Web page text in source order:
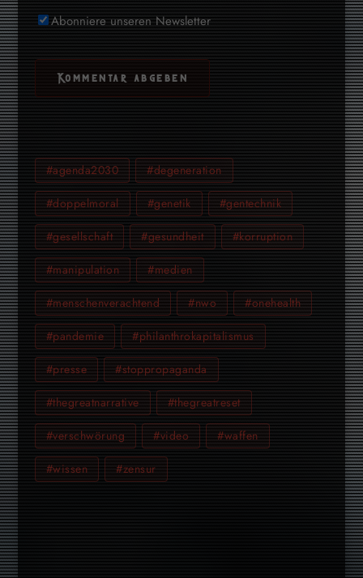
Abonniere unseren Newsletter
#agenda2030 #degeneration
#doppelmoral #genetik #gentechnik
#gesellschaft #gesundheit #korruption
#manipulation #medien
#menschenverachtend #nwo #onehealth
#pandemie #philanthrokapitalismus
#presse #stoppropaganda
#thegreatnarrative #thegreatreset
#verschwörung #video #waffen
#wissen #zensur